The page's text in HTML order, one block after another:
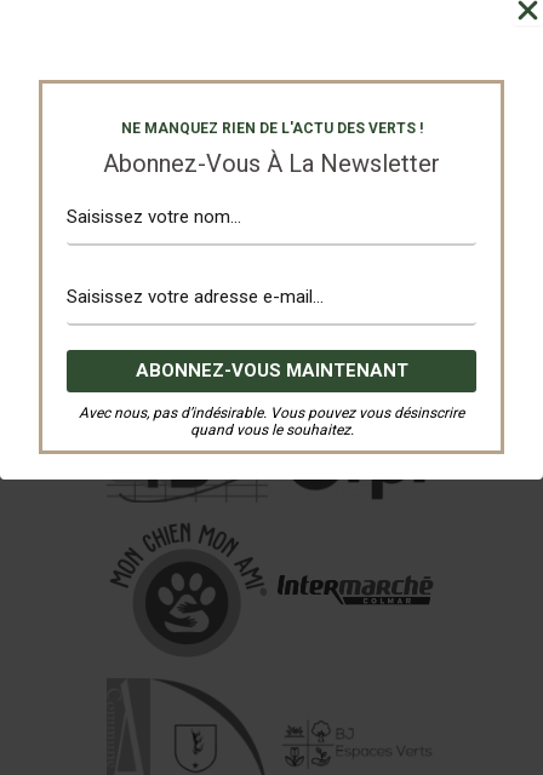
NE MANQUEZ RIEN DE L'ACTU DES VERTS !
Abonnez-Vous À La Newsletter
Avec nous, pas d’indésirable. Vous pouvez vous désinscrire
quand vous le souhaitez.